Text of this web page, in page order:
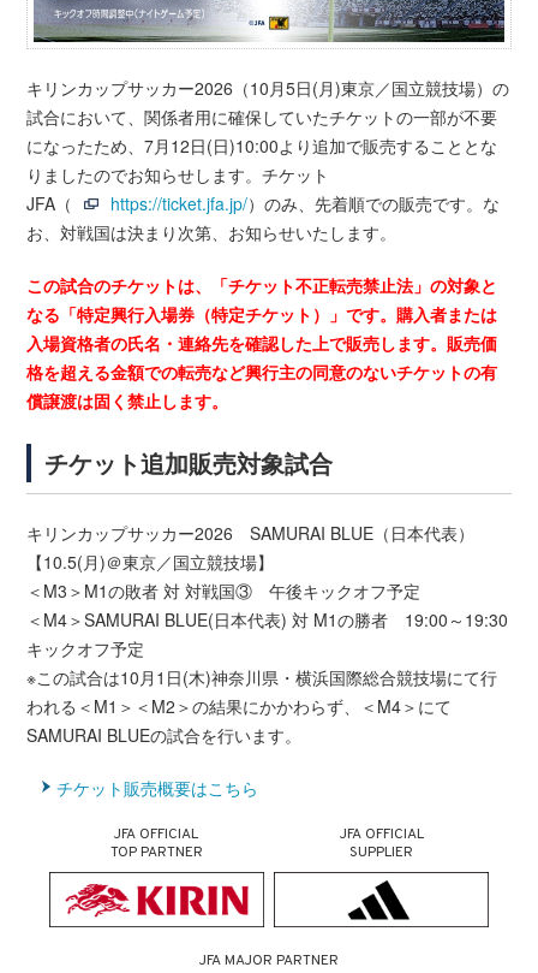
キリンカップサッカー2026（10月5日(月)東京／国立競技場）の
試合において、関係者用に確保していたチケットの一部が不要
になったため、7月12日(日)10:00より追加で販売することとな
りましたのでお知らせします。チケット
JFA（
https://ticket.jfa.jp/）のみ、先着順での販売です。な
お、対戦国は決まり次第、お知らせいたします。
この試合のチケットは、「チケット不正転売禁止法」の対象と
なる「特定興行入場券（特定チケット）」です。購入者または
入場資格者の氏名・連絡先を確認した上で販売します。販売価
格を超える金額での転売など興行主の同意のないチケットの有
償譲渡は固く禁止します。
チケット追加販売対象試合
キリンカップサッカー2026 SAMURAI BLUE（日本代表）
【10.5(月)＠東京／国立競技場】
＜M3＞M1の敗者 対 対戦国③ 午後キックオフ予定
＜M4＞SAMURAI BLUE(日本代表) 対 M1の勝者 19:00～19:30
キックオフ予定
※この試合は10月1日(木)神奈川県・横浜国際総合競技場にて行
われる＜M1＞＜M2＞の結果にかかわらず、＜M4＞にて
SAMURAI BLUEの試合を行います。
チケット販売概要はこちら
JFA OFFICIAL
TOP PARTNER
JFA OFFICIAL
SUPPLIER
JFA MAJOR PARTNER